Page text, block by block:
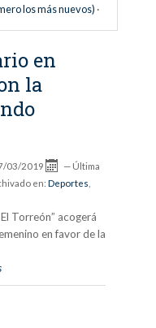
los más nuevos) ·
en
la
03/2019 — Última
en: Deportes
Torreón” acogerá
en favor de la